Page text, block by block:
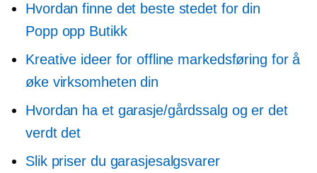
Hvordan finne det beste stedet for din
Popp opp Butikk
Kreative ideer for offline markedsføring for å
øke virksomheten din
Hvordan ha et garasje/gårdssalg og er det
verdt det
Slik priser du garasjesalgsvarer